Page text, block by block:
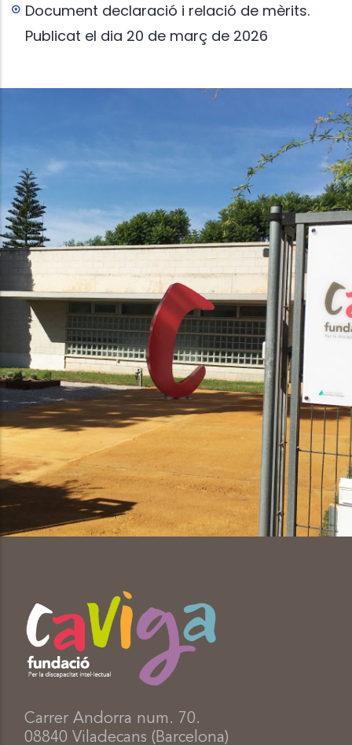
Document declaració i relació de mèrits.
Publicat el dia 20 de març de 2026
Carrer Andorra num. 70.
08840 Viladecans (Barcelona)